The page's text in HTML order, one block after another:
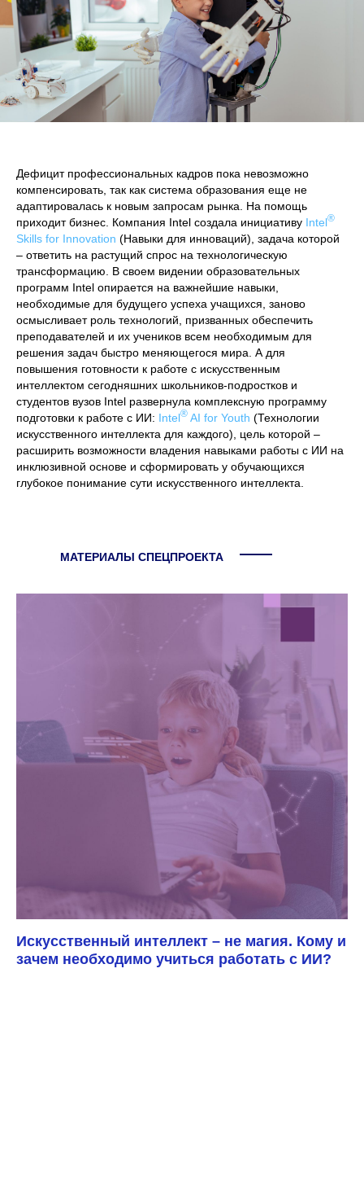
Дефицит профессиональных кадров пока невозможно
компенсировать, так как система образования еще не
адаптировалась к новым запросам рынка. На помощь
приходит бизнес. Компания Intel создала инициативу Intel®
Skills for Innovation (Навыки для инноваций), задача которой
– ответить на растущий спрос на технологическую
трансформацию. В своем видении образовательных
программ Intel опирается на важнейшие навыки,
необходимые для будущего успеха учащихся, заново
осмысливает роль технологий, призванных обеспечить
преподавателей и их учеников всем необходимым для
решения задач быстро меняющегося мира. А для
повышения готовности к работе с искусственным
интеллектом сегодняшних школьников-подростков и
студентов вузов Intel развернула комплексную программу
подготовки к работе с ИИ: Intel® AI for Youth (Технологии
искусственного интеллекта для каждого), цель которой –
расширить возможности владения навыками работы с ИИ на
инклюзивной основе и сформировать у обучающихся
глубокое понимание сути искусственного интеллекта.
МАТЕРИАЛЫ СПЕЦПРОЕКТА
Искусственный интеллект – не магия. Кому и
зачем необходимо учиться работать с ИИ?